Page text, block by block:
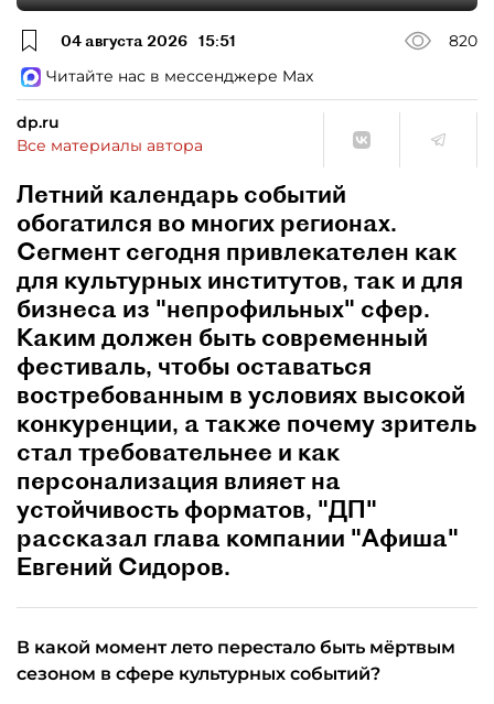
04 августа 2026 15:51
820
Читайте нас в мессенджере Max
dp.ru
Все материалы автора
Летний календарь событий
обогатился во многих регионах.
Сегмент сегодня привлекателен как
для культурных институтов, так и для
бизнеса из "непрофильных" сфер.
Каким должен быть современный
фестиваль, чтобы оставаться
востребованным в условиях высокой
конкуренции, а также почему зритель
стал требовательнее и как
персонализация влияет на
устойчивость форматов, "ДП"
рассказал глава компании "Афиша"
Евгений Сидоров.
В какой момент лето перестало быть мёртвым
сезоном в сфере культурных событий?